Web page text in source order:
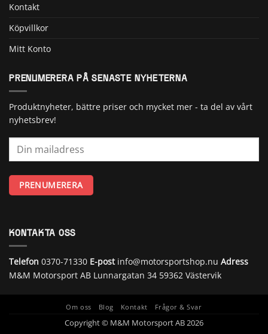
Kontakt
Köpvillkor
Mitt Konto
PRENUMERERA PÅ SENASTE NYHETERNA
Produktnyheter, bättre priser och mycket mer - ta del av vårt
nyhetsbrev!
KONTAKTA OSS
Telefon 0370-71330 E-postinfo@motorsportshop.nu Adress
M&M Motorsport AB Lunnargatan 34 59362 Västervik
Om oss Blog Kontakt Frågor & Svar
Copyright © M&M Motorsport AB 2026